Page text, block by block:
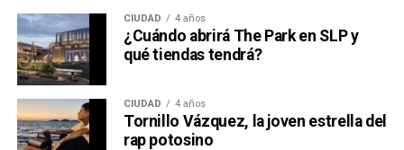
CIUDAD 4 años
¿Cuándo abrirá The Park en SLP y
qué tiendas tendrá?
CIUDAD 4 años
Tornillo Vázquez, la joven estrella del
rap potosino